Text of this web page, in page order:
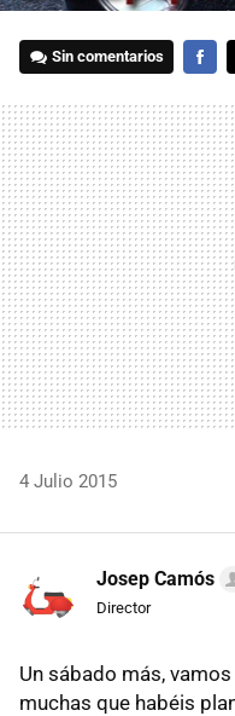
Sin comentarios
4 Julio 2015
Josep Camós
Director
Un sábado más,
muchas que habéis